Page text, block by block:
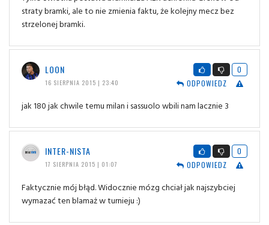
straty bramki, ale to nie zmienia faktu, że kolejny mecz bez
strzelonej bramki.
LOON
16 SIERPNIA 2015 | 23:40
0
ODPOWIEDZ
jak 180 jak chwile temu milan i sassuolo wbili nam lacznie 3
INTER-NISTA
17 SIERPNIA 2015 | 01:07
0
ODPOWIEDZ
Faktycznie mój błąd. Widocznie mózg chciał jak najszybciej
wymazać ten blamaż w turnieju :)